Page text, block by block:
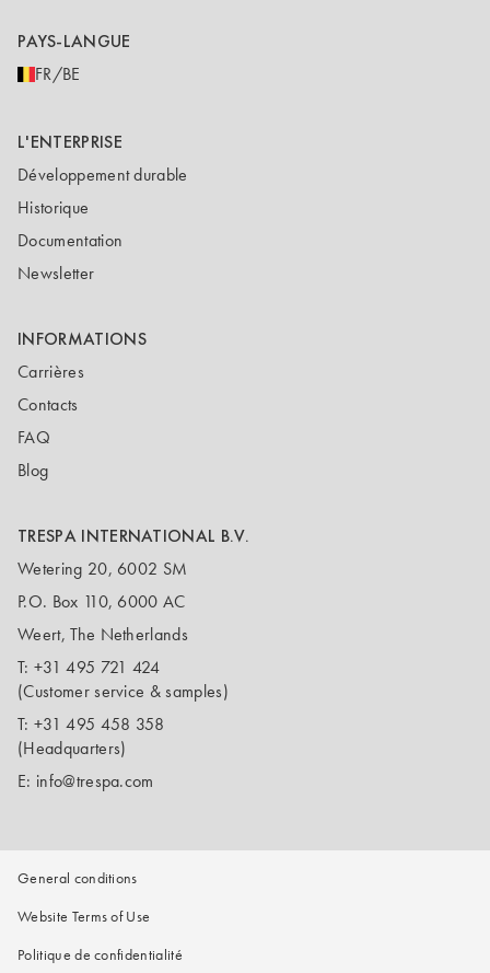
PAYS-LANGUE
FR/BE
L'ENTERPRISE
Développement durable
Historique
Documentation
Newsletter
INFORMATIONS
Carrières
Contacts
FAQ
Blog
TRESPA INTERNATIONAL B.V.
Wetering 20, 6002 SM
P.O. Box 110, 6000 AC
Weert, The Netherlands
T: +31 495 721 424
(Customer service & samples)
T: +31 495 458 358
(Headquarters)
E: info@trespa.com
General conditions
Website Terms of Use
Politique de confidentialité